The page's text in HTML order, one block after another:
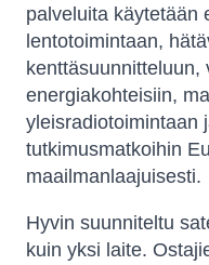
palveluita käytetään
lentotoimintaan,
kenttäsuunnitteluun,
energiakohteisiin,
yleisradiotoimintaan
tutkimusmatkoihin
maailmanlaajuisesti.
Hyvin suunniteltu
kuin yksi laite.